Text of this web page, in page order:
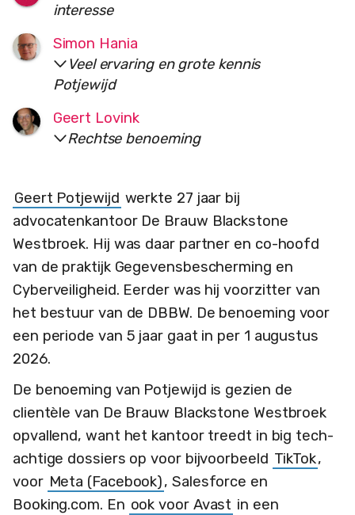
interesse
Simon Hania
Veel ervaring en grote kennis
Potjewijd
Geert Lovink
Rechtse benoeming
Geert Potjewijd werkte 27 jaar bij
advocatenkantoor De Brauw Blackstone
Westbroek. Hij was daar partner en co-hoofd
van de praktijk Gegevensbescherming en
Cyberveiligheid. Eerder was hij voorzitter van
het bestuur van de DBBW. De benoeming voor
een periode van 5 jaar gaat in per 1 augustus
2026.
De benoeming van Potjewijd is gezien de
clientèle van De Brauw Blackstone Westbroek
opvallend, want het kantoor treedt in big tech-
achtige dossiers op voor bijvoorbeeld TikTok,
voor Meta (Facebook), Salesforce en
Booking.com. En ook voor Avast in een